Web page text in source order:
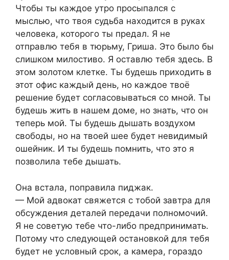
Чтобы ты каждое утро просыпался с
мыслью, что твоя судьба находится в руках
человека, которого ты предал. Я не
отправлю тебя в тюрьму, Гриша. Это было бы
слишком милостиво. Я оставлю тебя здесь. В
этом золотом клетке. Ты будешь приходить в
этот офис каждый день, но каждое твоё
решение будет согласовываться со мной. Ты
будешь жить в нашем доме, но знать, что он
теперь мой. Ты будешь дышать воздухом
свободы, но на твоей шее будет невидимый
ошейник. И ты будешь помнить, что это я
позволила тебе дышать.
Она встала, поправила пиджак.
— Мой адвокат свяжется с тобой завтра для
обсуждения деталей передачи полномочий.
Я не советую тебе что-либо предпринимать.
Потому что следующей остановкой для тебя
будет не условный срок, а камера, гораздо